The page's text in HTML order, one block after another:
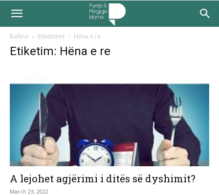
Ballina Etiketimet Hëna e re
Etiketim: Hëna e re
A lejohet agjërimi i ditës së dyshimit?
March 23, 2022